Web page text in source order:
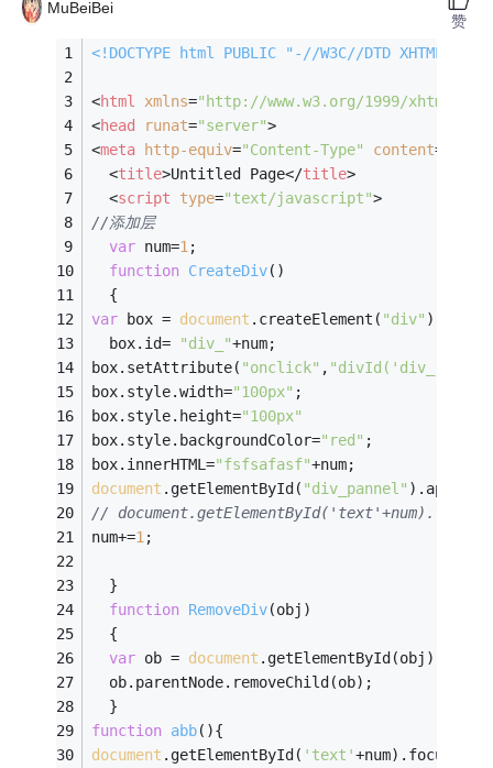
MuBeiBei
<!DOCTYPE html PUBLIC "-//W3C//DTD XHTML
<html xmlns="http://www.w3.org/1999/xhtml"
<head runat="server">
<meta http-equiv="Content-Type" content=
<title>Untitled Page</title>
<script type="text/javascript">
//添加层
var num=1 ;
function CreateDiv( )
{
var box = document .createElement( "div" );
  box.id=
"div_"+num;
box.setAttribute( "onclick" , "divId('div_"
box.style.width="100px" ;
box.style.height="100px"
box.style.backgroundColor="red" ;
box.innerHTML="fsfsafasf"+num;
document .getElementById( "div_pannel"
//
num+=1 ;
  }
function RemoveDiv(obj )
{
var ob = document .getElementById(obj);
  ob.parentNode.removeChild(ob);
  }
function abb( ){
document .getElementById( 'text'+num).focus();
赞